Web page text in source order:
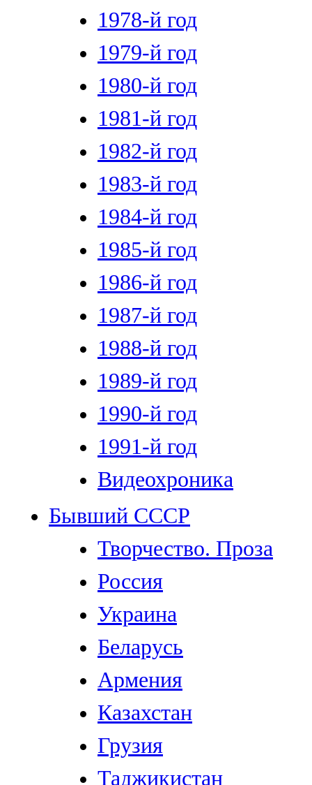
1978-й год
1979-й год
1980-й год
1981-й год
1982-й год
1983-й год
1984-й год
1985-й год
1986-й год
1987-й год
1988-й год
1989-й год
1990-й год
1991-й год
Видеохроника
Бывший СССР
Творчество. Проза
Россия
Украина
Беларусь
Армения
Казахстан
Грузия
Таджикистан